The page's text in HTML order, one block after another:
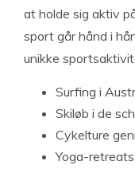
at holde sig aktiv
sport går hånd i
unikke
Surfing i
Skiløb i de
Cykelture
Yoga-